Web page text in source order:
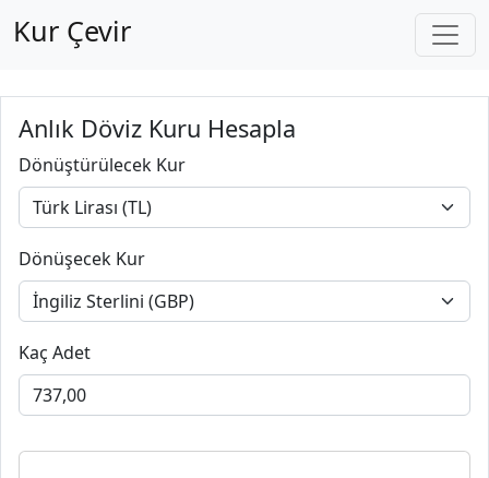
Kur Çevir
Anlık Döviz Kuru Hesapla
Dönüştürülecek Kur
Dönüşecek Kur
Kaç Adet